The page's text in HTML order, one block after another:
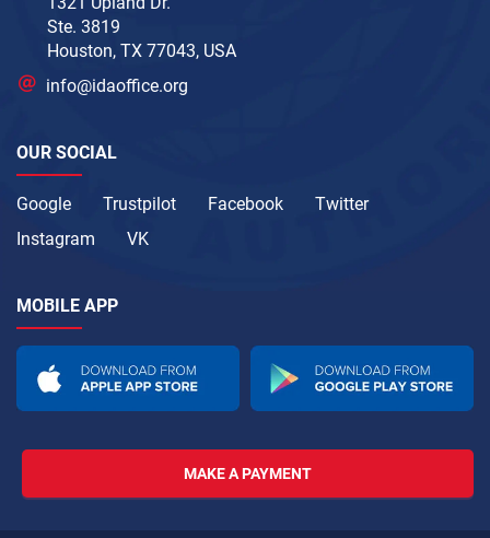
Ste. 3819
Houston, TX 77043, USA
info@idaoffice.org
OUR SOCIAL
Google Trustpilot Facebook
Twitter
Instagram
VK
MOBILE APP
MAKE A PAYMENT